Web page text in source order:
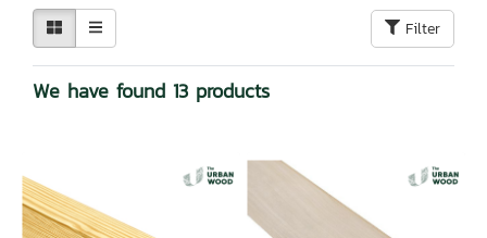
Filter
We have found 13 products